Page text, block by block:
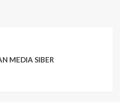
MEDIA SIBER